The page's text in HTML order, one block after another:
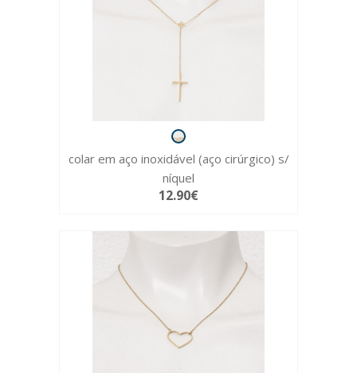
colar em aço inoxidável (aço cirúrgico) s/
níquel
12.90€